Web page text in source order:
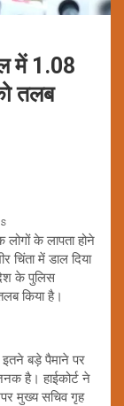
में 1.08
तलब
के लापता होने
चिंता में डाल दिया
के पुलिस
किया है।
इतने बड़े पैमाने पर
है। हाईकोर्ट ने
मुख्य सचिव गृह